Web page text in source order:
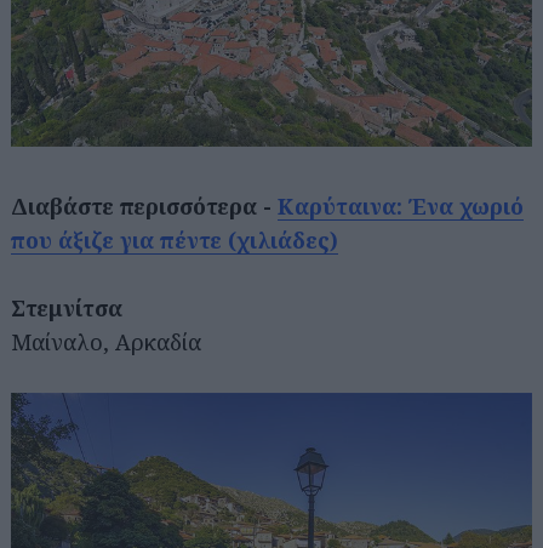
Διαβάστε περισσότερα - Καρύταινα: Ένα χωριό
που άξιζε για πέντε (χιλιάδες)
Στεμνίτσα
Μαίναλο, Αρκαδία